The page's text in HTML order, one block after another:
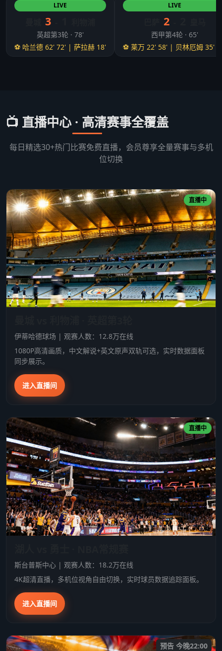
LIVE
3
英超第3轮 · 78'
⚽ 哈兰德 62' 72' | 萨拉赫 18'
LIVE
2
西甲第4轮 · 65'
⚽ 莱万 22' 58' | 贝林厄姆 35'
📺 直播中心 · 高清赛事全覆盖
每日精选30+热门比赛免费直播，会员尊享全量赛事与多机
位切换
直播中
伊蒂哈德球场 | 观赛人数：12.8万在线
1080P高清画质，中文解说+英文原声双轨可选，实时数据面板
同步展示。
进入直播间
直播中
斯台普斯中心 | 观赛人数：18.2万在线
4K超清直播，多机位视角自由切换，实时球员数据追踪面板。
进入直播间
预告 今晚22:00